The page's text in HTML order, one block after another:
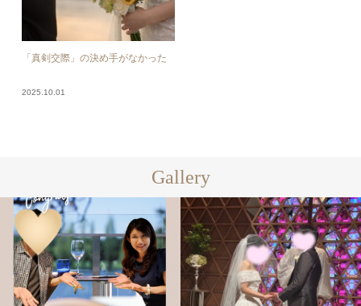
「真剣交際」の決め手がなかった
2025.10.01
Gallery